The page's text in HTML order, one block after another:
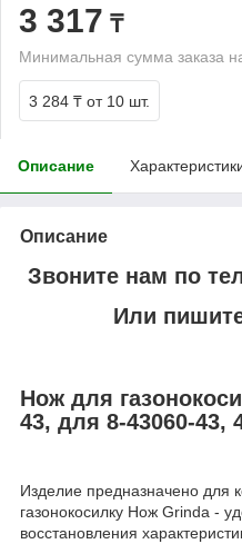
3 317 ₸
Минимальная сумма заказа
3 284 ₸ от 10 шт.
Описание
Описание
Звоните нам по
Или
Нож для
43, для 8-43060-43,
Изделие предназначено для
газонокосилку Нож Grinda -
восстановления